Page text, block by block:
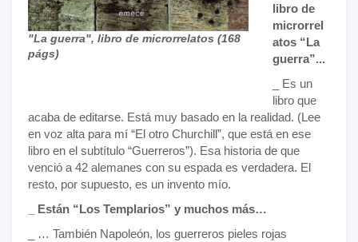
"La guerra", libro de microrrelatos (168
págs)
libro de
microrrel
atos “La
guerra”...
_ Es un
libro que
acaba de editarse. Está muy basado en la realidad. (Lee
en voz alta para mí “El otro Churchill”, que está en ese
libro en el subtítulo “Guerreros”). Esa historia de que
venció a 42 alemanes con su espada es verdadera. El
resto, por supuesto, es un invento mío.
_ Están “Los Templarios” y muchos más…
_ … También Napoleón, los guerreros pieles rojas